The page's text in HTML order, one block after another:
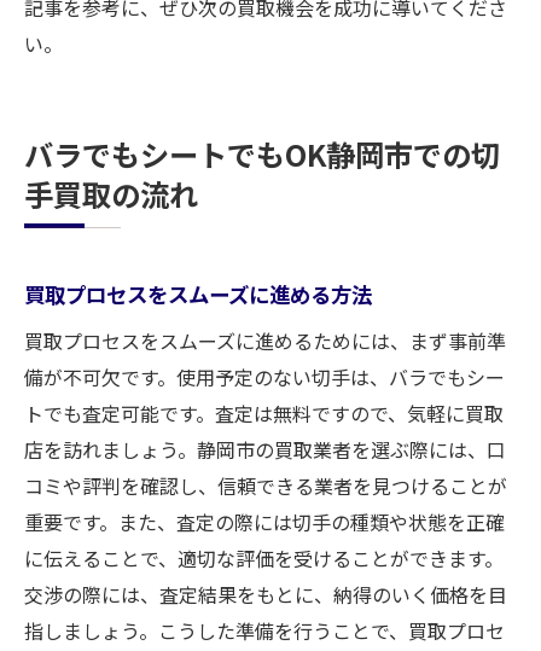
記事を参考に、ぜひ次の買取機会を成功に導いてくださ
い。
バラでもシートでもOK静岡市での切
手買取の流れ
買取プロセスをスムーズに進める方法
買取プロセスをスムーズに進めるためには、まず事前準
備が不可欠です。使用予定のない切手は、バラでもシー
トでも査定可能です。査定は無料ですので、気軽に買取
店を訪れましょう。静岡市の買取業者を選ぶ際には、口
コミや評判を確認し、信頼できる業者を見つけることが
重要です。また、査定の際には切手の種類や状態を正確
に伝えることで、適切な評価を受けることができます。
交渉の際には、査定結果をもとに、納得のいく価格を目
指しましょう。こうした準備を行うことで、買取プロセ